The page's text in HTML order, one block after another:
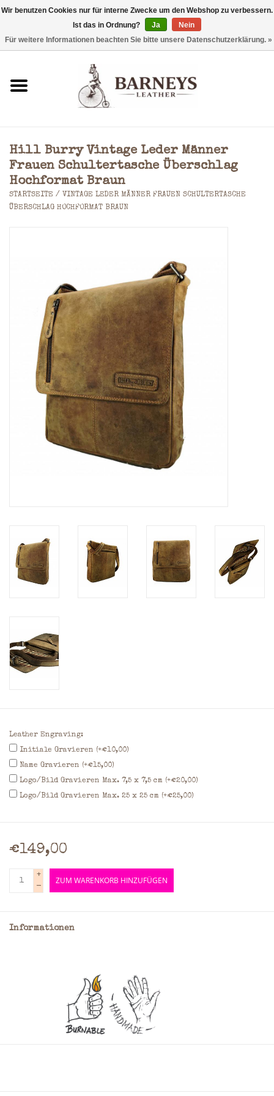
0 Artikel - €0,00
Geldbörse
Rucksäcke
Schultertaschen
Hill Burry Vintage Leder Männer
Frauen Schultertasche Überschlag
Hochformat Braun
STARTSEITE / VINTAGE LEDER MÄNNER FRAUEN SCHULTERTASCHE
ÜBERSCHLAG HOCHFORMAT BRAUN
Leather Engraving:
Initiale Gravieren (+€10,00)
Name Gravieren (+€15,00)
Logo/Bild Gravieren Max. 7,5 x 7,5 cm (+€20,00)
Logo/Bild Gravieren Max. 25 x 25 cm (+€25,00)
€149,00
+
-
ZUM WARENKORB HINZUFÜGEN
Informationen
Wir benutzen Cookies nur für interne Zwecke um den Webshop zu verbessern.
Ist das in Ordnung?
Ja
Nein
Für weitere Informationen beachten Sie bitte unsere Datenschutzerklärung. »